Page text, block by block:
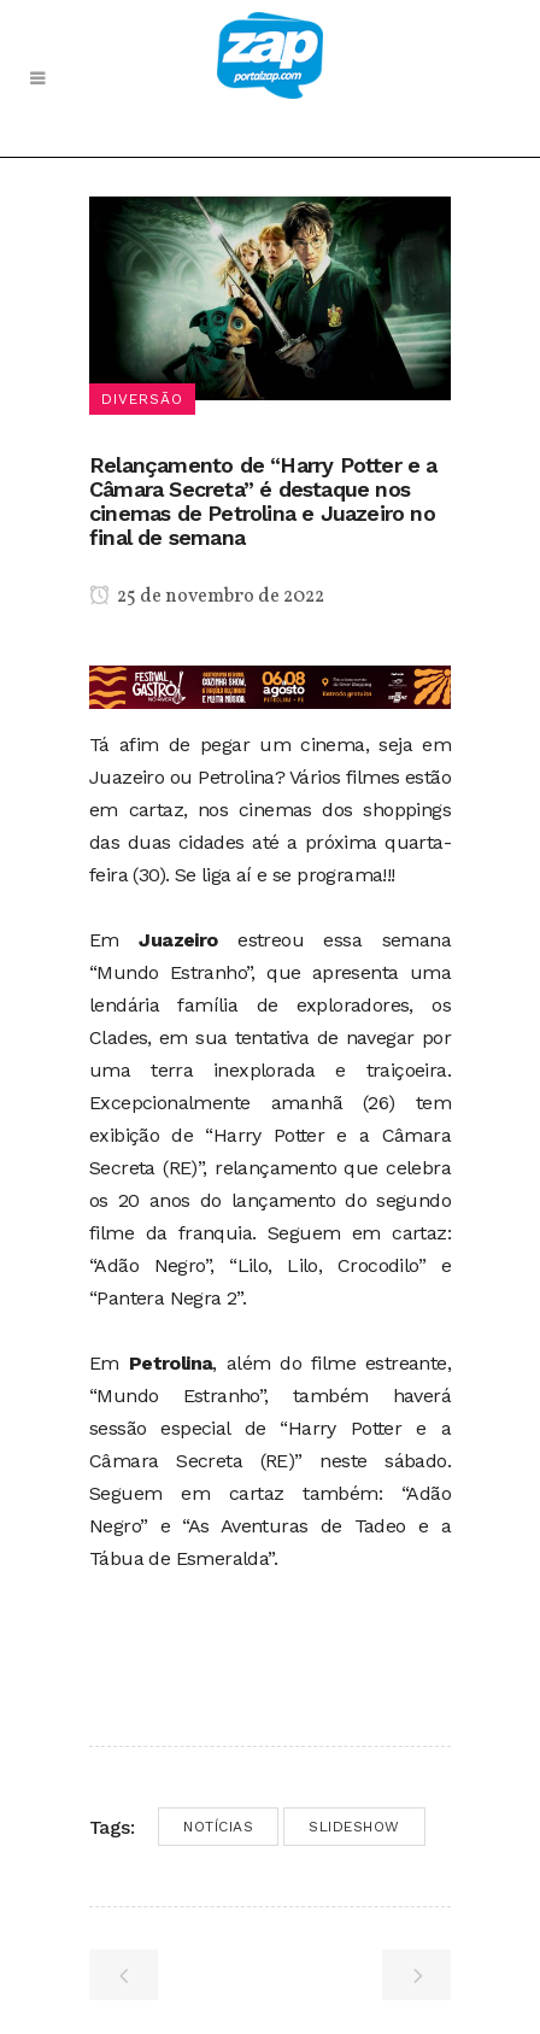
DIVERSÃO
Relançamento de “Harry Potter e a
Câmara Secreta” é destaque nos
cinemas de Petrolina e Juazeiro no
final de semana
25 de novembro de 2022
Tá afim de pegar um cinema, seja em
Juazeiro ou Petrolina? Vários filmes estão
em cartaz, nos cinemas dos shoppings
das duas cidades até a próxima quarta-
feira (30). Se liga aí e se programa!!!
EmJuazeiroestreou essa semana
“Mundo Estranho”, que apresenta uma
lendária família de exploradores, os
Clades, em sua tentativa de navegar por
uma terra inexplorada e traiçoeira.
Excepcionalmente amanhã (26) tem
exibição de “Harry Potter e a Câmara
Secreta (RE)”, relançamento que celebra
os 20 anos do lançamento do segundo
filme da franquia. Seguem em cartaz:
“Adão Negro”, “Lilo, Lilo, Crocodilo” e
“Pantera Negra 2”.
Em Petrolina, além do filme estreante,
“Mundo Estranho”, também haverá
sessão especial de “Harry Potter e a
Câmara Secreta (RE)” neste sábado.
Seguem em cartaz também: “Adão
Negro” e “As Aventuras de Tadeo e a
Tábua de Esmeralda”.
Tags: NOTÍCIAS SLIDESHOW